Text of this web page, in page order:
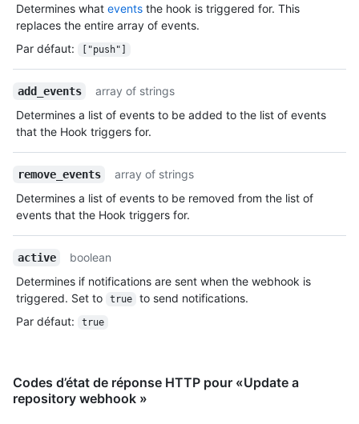
Determines what events the hook is triggered for. This
replaces the entire array of events.
Par défaut: ["push"]
add_events
array of strings
Determines a list of events to be added to the list of events
that the Hook triggers for.
remove_events
array of strings
Determines a list of events to be removed from the list of
events that the Hook triggers for.
active
boolean
Determines if notifications are sent when the webhook is
triggered. Set to
true
to send notifications.
Par défaut: true
Codes d’état de réponse HTTP pour «Update a
repository webhook »